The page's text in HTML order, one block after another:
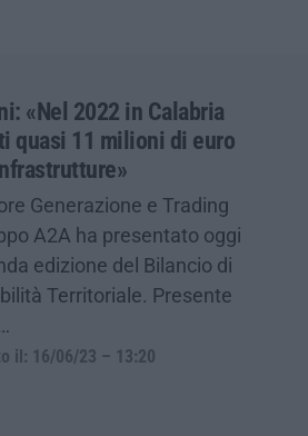
«Nel 2022 in Calabria
quasi 11 milioni di euro
Generazione e Trading
A2A ha presentato oggi
edizione del Bilancio di
Territoriale. Presente
il: 16/06/23 – 13:20